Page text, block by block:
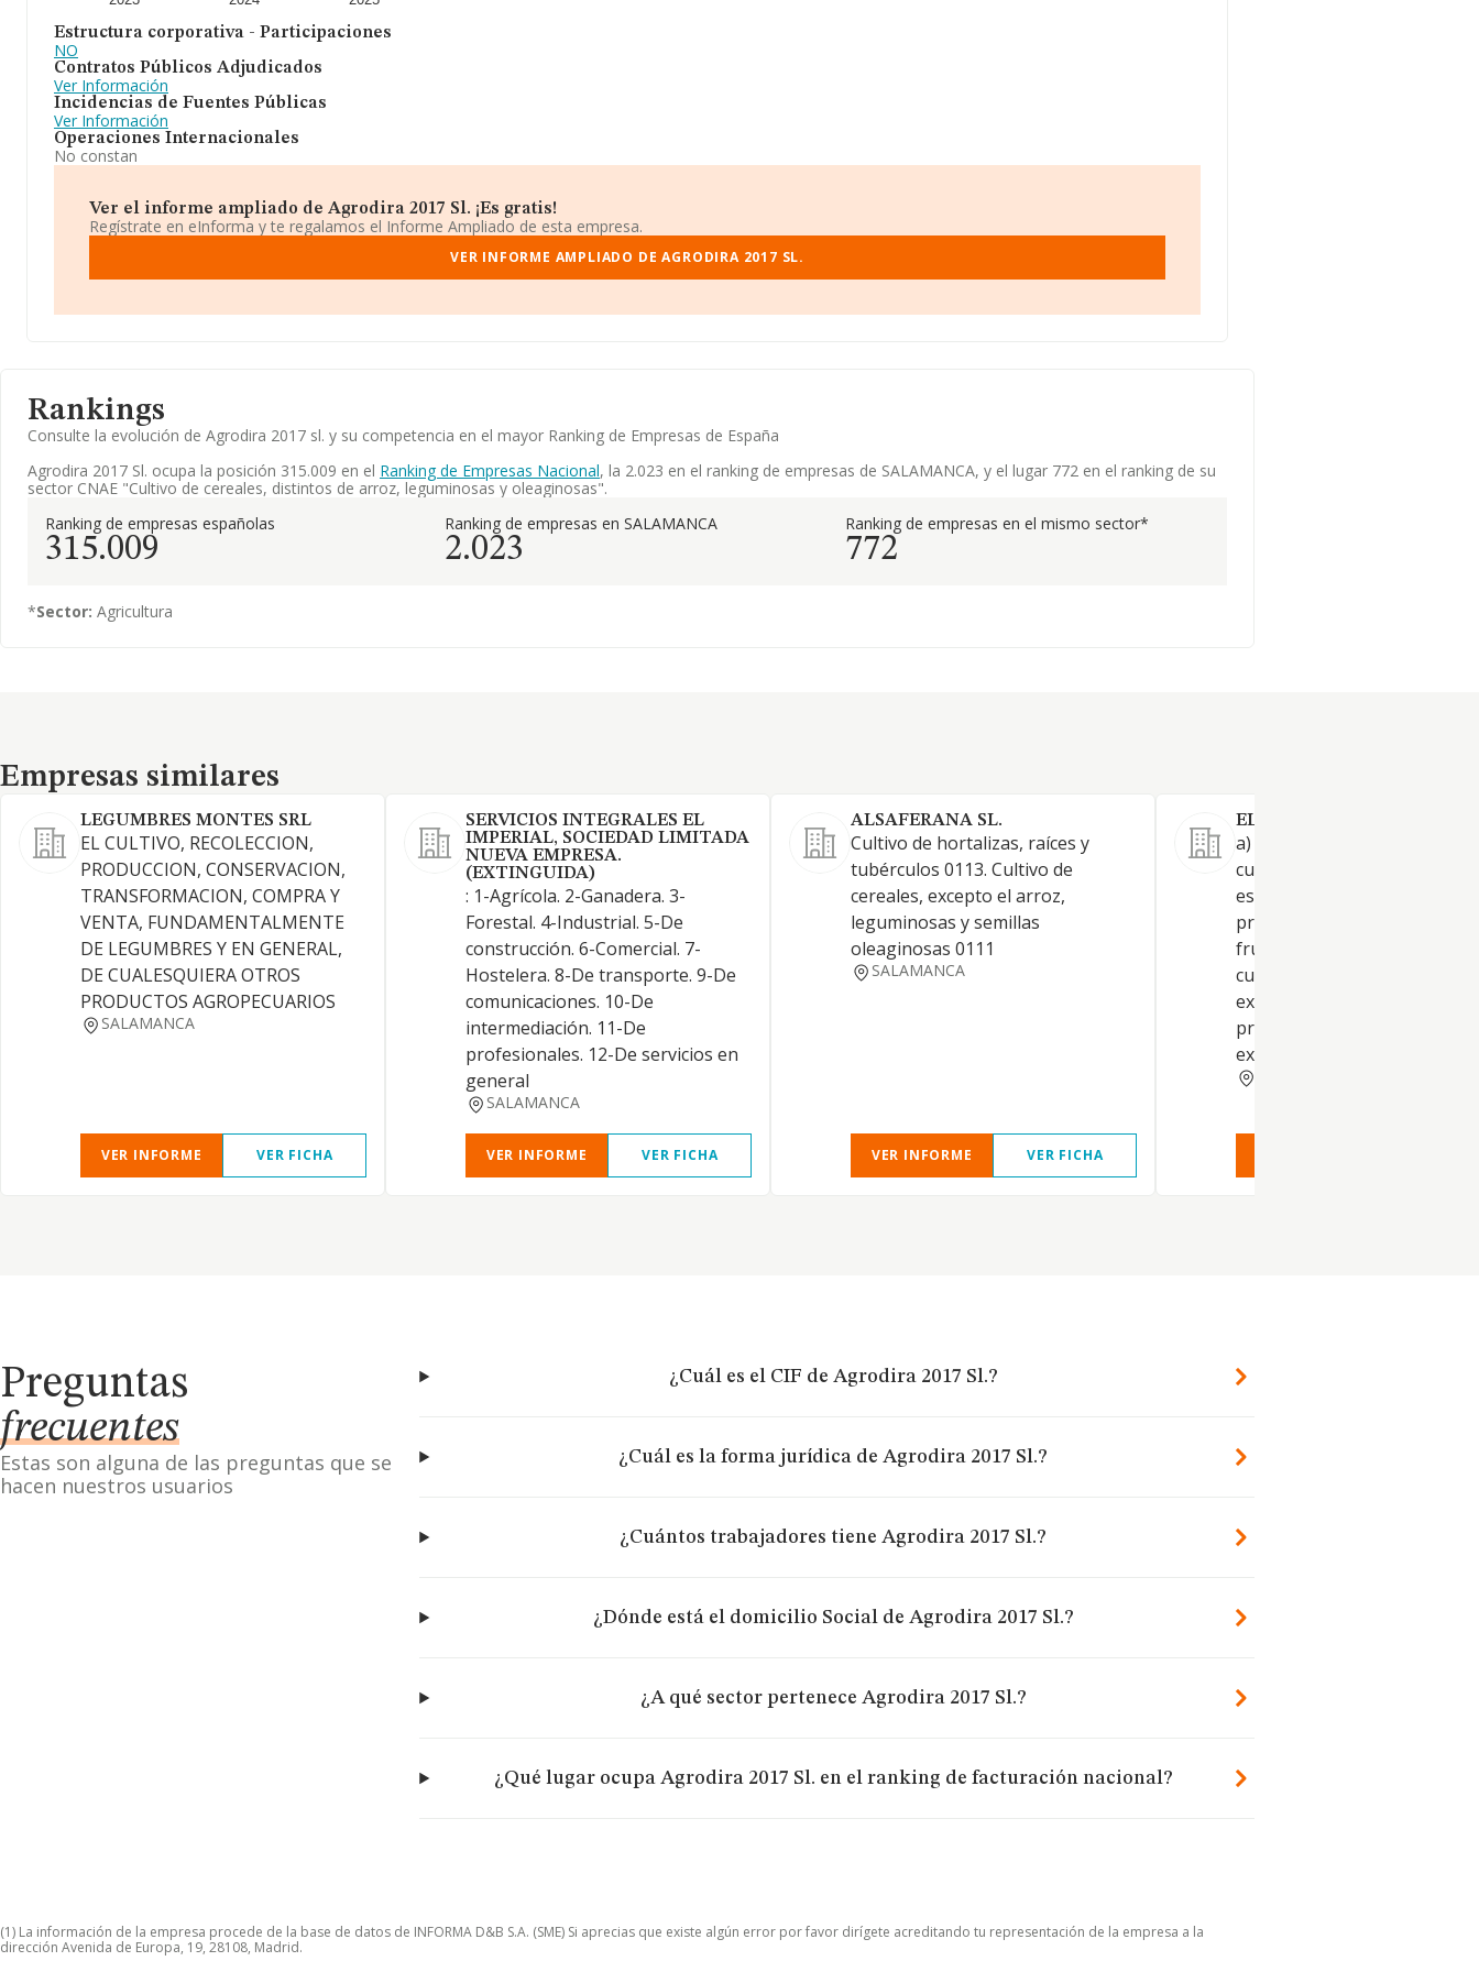
Estructura corporativa - Participaciones
NO
Contratos Públicos Adjudicados
Ver Información
Incidencias de Fuentes Públicas
Ver Información
Operaciones Internacionales
No constan
Ver el informe ampliado de Agrodira 2017 Sl. ¡Es gratis!
Regístrate en eInforma y te regalamos el Informe Ampliado de esta empresa.
VER INFORME AMPLIADO DE AGRODIRA 2017 SL.
Rankings
Consulte la evolución de Agrodira 2017 sl. y su competencia en el mayor Ranking de Empresas de España
Agrodira 2017 Sl. ocupa la posición 315.009 en el Ranking de Empresas Nacional, la 2.023 en el ranking de empresas de SALAMANCA, y el lugar 772 en el ranking de su
sector CNAE "Cultivo de cereales, distintos de arroz, leguminosas y oleaginosas".
Ranking de empresas españolas
315.009
Ranking de empresas en SALAMANCA
2.023
Ranking de empresas en el mismo sector*
772
*Sector: Agricultura
Empresas similares
Empresas similares
LEGUMBRES MONTES SRL
EL CULTIVO, RECOLECCION,
PRODUCCION, CONSERVACION,
TRANSFORMACION, COMPRA Y
VENTA, FUNDAMENTALMENTE
DE LEGUMBRES Y EN GENERAL,
DE CUALESQUIERA OTROS
PRODUCTOS AGROPECUARIOS
SALAMANCA
VER INFORME VER FICHA
SERVICIOS INTEGRALES EL
IMPERIAL, SOCIEDAD LIMITADA
NUEVA EMPRESA.
(EXTINGUIDA)
: 1-Agrícola. 2-Ganadera. 3-
Forestal. 4-Industrial. 5-De
construcción. 6-Comercial. 7-
Hostelera. 8-De transporte. 9-De
comunicaciones. 10-De
intermediación. 11-De
profesionales. 12-De servicios en
general
SALAMANCA
VER INFORME VER FICHA
ALSAFERANA SL.
Cultivo de hortalizas, raíces y
tubérculos 0113. Cultivo de
cereales, excepto el arroz,
leguminosas y semillas
oleaginosas 0111
SALAMANCA
VER INFORME VER FICHA
EL MAJADAL VIEJO SL.
a) El cultivo de cereales y
cultivos. b) El cultivo de
especialidades de
productos de vivero. c) El
frutas, frutos secos,
cultivo de bebidas. d) La
explotación de
producción de leche cruda. e)
explotación de ganado
Preguntas
frecuentes
Estas son alguna de las preguntas que se
hacen nuestros usuarios
¿Cuál es el CIF de Agrodira 2017 Sl.?
¿Cuál es la forma jurídica de Agrodira 2017 Sl.?
¿Cuántos trabajadores tiene Agrodira 2017 Sl.?
¿Dónde está el domicilio Social de Agrodira 2017 Sl.?
¿A qué sector pertenece Agrodira 2017 Sl.?
¿Qué lugar ocupa Agrodira 2017 Sl. en el ranking de facturación nacional?
(1) La información de la empresa procede de la base de datos de INFORMA D&B S.A. (SME) Si aprecias que existe algún error por favor dirígete acreditando tu representación de la empresa a la
dirección Avenida de Europa, 19, 28108, Madrid.